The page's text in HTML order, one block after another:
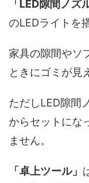
「LED隙間ノズ
のLEDライトを
家具の隙間やソ
ときにゴミが見
ただしLED隙間
からセットにな
ません。
「卓上ツール」